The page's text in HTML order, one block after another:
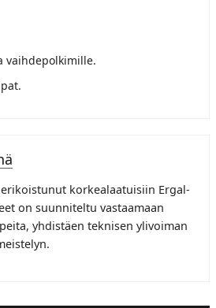
vaihdepolkimille.
korkealaatuisiin Ergal-
on suunniteltu vastaamaan
yhdistäen teknisen ylivoiman